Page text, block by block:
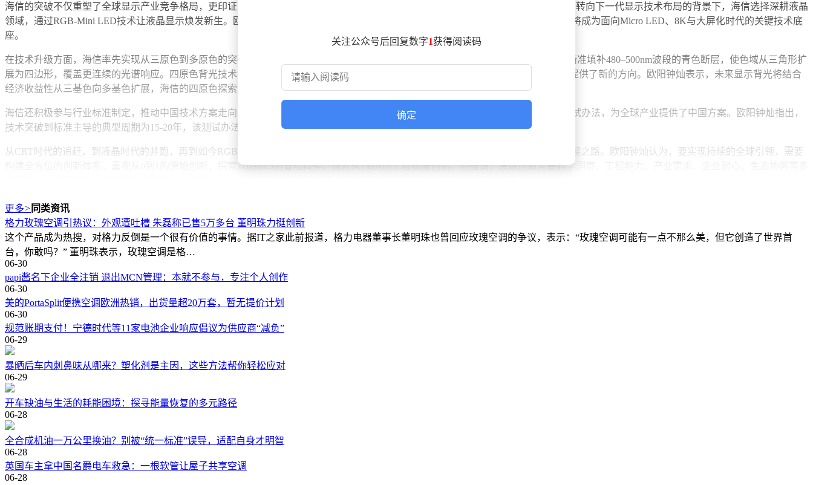
海信的突破不仅重塑了全球显示产业竞争格局，更印证了液晶技术依然拥有巨大的生命力和创新空间。在日韩企业纷纷放弃液晶赛道、转向下一代显示技术布局的背景下，海信选择深耕液晶
领域，通过RGB-Mini LED技术让液晶显示焕发新生。欧阳钟灿认为，这一突破不仅是中国显示产业在高端背光领域的阶段性胜利，更将成为面向Micro LED、8K与大屏化时代的关键技术底
座。
在技术升级方面，海信率先实现从三原色到多原色的突破，破解了传统RGB三色背光的光谱缺口难题。通过增加天青色自发光芯片，精准填补480–500nm波段的青色断层，使色域从三角形扩
展为四边形，覆盖更连续的光谱响应。四原色背光技术将色域提升至110% BT.2020，并解锁1.2亿种极限色彩，为显示技术的色彩还原提供了新的方向。欧阳钟灿表示，未来显示背光将结合
经济收益性从三基色向多基色扩展，海信的四原色探索为这一趋势提供了宝贵的实践经验。
海信还积极参与行业标准制定，推动中国技术方案走向全球。中国电子视像行业协会与海信联合发布了RGB-Mini LED背光组件性能测试办法，为全球产业提供了中国方案。欧阳钟灿指出，
技术突破到标准主导的典型周期为15-20年，该测试办法的发布是中国显示产业技术领先的关键一步。
从CRT时代的追赶，到液晶时代的并跑，再到如今RGB-Mini LED的领跑，中国显示产业走出了一条引进、消化、吸收、自主创新的发展之路。欧阳钟灿认为，要实现持续的全球引领，需要
构建全方位的创新体系，重视从0到1的原始创新，探索从0到0.5的冒险精神，做好从1到N的工程极限创新。他强调，原始创新需要科学洞察、工程能力、产业需求、企业耐心、生态协同等多
市场数据印证了海信的技术突破。奥维云网监测显示，2026年一季度国内RGB-Mini LED电视月均销量飙升至去年3月之后月均销量的3倍多，其中海信独占近八成份额。4月22日，海信发布
爆款王小墨E5S Pro系列，覆盖55寸至100寸全尺寸段，补贴后到手价低至55英寸4499元、100英寸14999元，用诚意定价推动高端显示科技普惠大众。从技术突破到规模量产，再到亲民定价，
海信正以全链路布局践行创新使命，巩固在高端显示赛道的领先地位。
关注公众号后回复数字1获得阅读码
确定
更多> 同类资讯
格力玫瑰空调引热议：外观遭吐槽 朱磊称已售5万多台 董明珠力挺创新
这个产品成为热搜，对格力反倒是一个很有价值的事情。据IT之家此前报道，格力电器董事长董明珠也曾回应玫瑰空调的争议，表示：“玫瑰空调可能有一点不那么美，但它创造了世界首
台，你敢吗？” 董明珠表示，玫瑰空调是格…
06-30
papi酱名下企业全注销 退出MCN管理：本就不参与，专注个人创作
06-30
美的PortaSplit便携空调欧洲热销，出货量超20万套，暂无提价计划
06-30
规范账期支付！宁德时代等11家电池企业响应倡议为供应商“减负”
06-29
暴晒后车内刺鼻味从哪来？塑化剂是主因，这些方法帮你轻松应对
06-29
开车缺油与生活的耗能困境：探寻能量恢复的多元路径
06-28
全合成机油一万公里换油？别被“统一标准”误导，适配自身才明智
06-28
英国车主拿中国名爵电车救急：一根软管让屋子共享空调
06-28